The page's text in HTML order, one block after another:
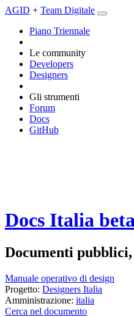
AGID + Team Digitale
Piano Triennale
Le community
Developers
Designers
Gli strumenti
Forum
Docs
GitHub
Docs Italia beta
Documenti
Manuale operativo di design
Progetto: Designers Italia
Amministrazione: italia
Cerca nel documento